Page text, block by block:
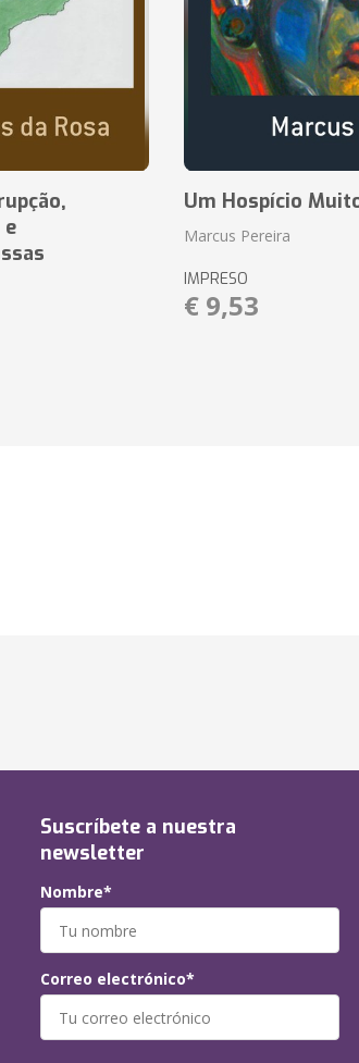
e
Um Hospício
Marcus Pereira
IMPRESO
€ 9,53
Suscríbete a nuestra
newsletter
Nombre*
Correo electrónico*